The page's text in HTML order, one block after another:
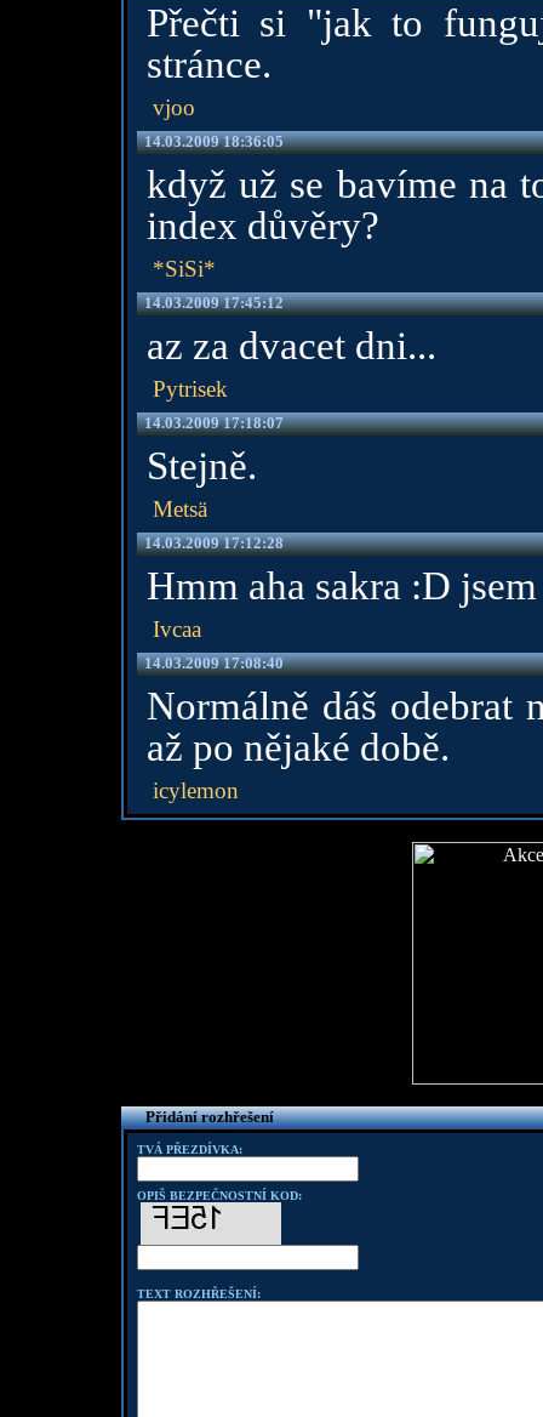
Přečti si "jak to
stránce.
vjoo
14.03.2009 18:36:05
když už se bavíme na
index důvěry?
*SiSi*
14.03.2009 17:45:12
az za dvacet dni...
Pytrisek
14.03.2009 17:18:07
Stejně.
Metsä
14.03.2009 17:12:28
Hmm aha sakra :D
Ivcaa
14.03.2009 17:08:40
Normálně dáš odebrat
až po nějaké době.
icylemon
Přidání rozhřešení
TVÁ PŘEZDÍVKA:
OPIŠ BEZPEČNOSTNÍ KOD:
TEXT ROZHŘEŠENÍ: